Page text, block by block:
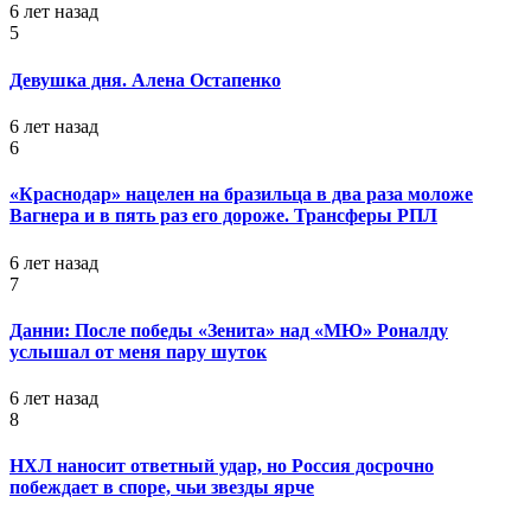
6 лет назад
5
Девушка дня. Алена Остапенко
6 лет назад
6
«Краснодар» нацелен на бразильца в два раза моложе
Вагнера и в пять раз его дороже. Трансферы РПЛ
6 лет назад
7
Данни: После победы «Зенита» над «МЮ» Роналду
услышал от меня пару шуток
6 лет назад
8
НХЛ наносит ответный удар, но Россия досрочно
побеждает в споре, чьи звезды ярче